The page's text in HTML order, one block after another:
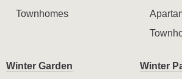
Townhomes
Winter Garden
Winter